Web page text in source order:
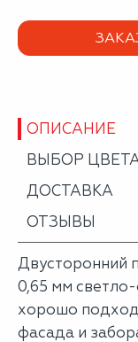
ОПИСАНИЕ
ВЫБОР
ДОСТАВКА
ОТЗЫВЫ
Двусторонний
0,65 мм
хорошо
фасада и